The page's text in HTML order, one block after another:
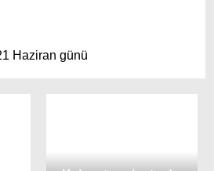
Haziran günü